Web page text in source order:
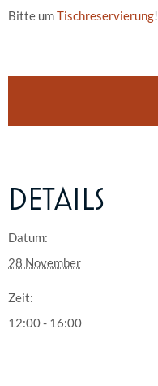
Bitte umTischreservierung!
DETAILS
Datum:
28 November
Zeit:
12:00 - 16:00